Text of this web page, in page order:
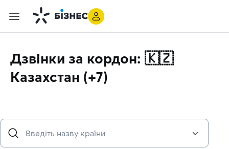
Дзвінки за кордон: 🇰🇿
Казахстан (+7)